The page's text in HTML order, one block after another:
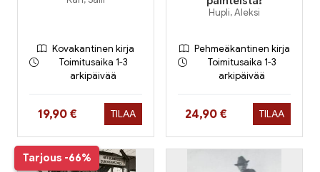
Kovakantinen kirja
Toimitusaika 1-3
arkipäivää
Hinta nyt
19,90 € TILAA
Hupli, Aleksi
Pehmeäkantinen kirja
Toimitusaika 1-3
arkipäivää
Hinta nyt
24,90 € TILAA
Tarjous -66%